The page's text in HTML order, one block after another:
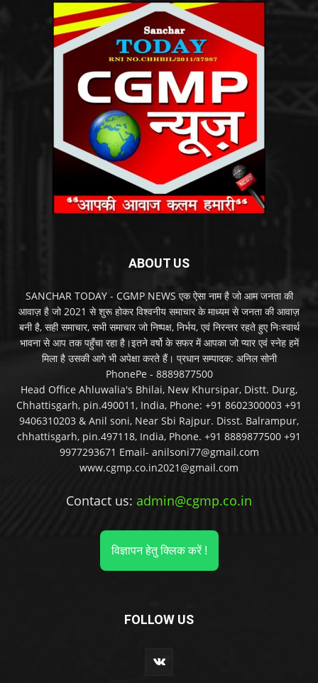
ABOUT US
SANCHAR TODAY - CGMP NEWS एक ऐसा नाम है जो आम जनता की
आवाज़ है जो 2021 से शुरू होकर विश्वनीय समाचार के माध्यम से जनता की आवाज़
बनी है, सही समाचार, सभी समाचार जो निष्पक्ष, निर्भय, एवं निरन्तर रहते हुए निःस्वार्थ
भावना से आप तक पहुँचा रहा है।इतने वर्षो के सफर में आपका जो प्यार एवं स्नेह हमें
मिला है उसकी आगे भी अपेक्षा करते हैं। प्रधान सम्पादक: अनिल सोनी
PhonePe - 8889877500
Head Office Ahluwalia's Bhilai, New Khursipar, Distt. Durg,
Chhattisgarh, pin.490011, India, Phone: +91 8602300003 +91
9406310203 & Anil soni, Near Sbi Rajpur. Disst. Balrampur,
chhattisgarh, pin.497118, India, Phone. +91 8889877500 +91
9977293671 Email- anilsoni77@gmail.com
www.cgmp.co.in2021@gmail.com
Contact us: admin@cgmp.co.in
विज्ञापन हेतु क्लिक करें !
FOLLOW US